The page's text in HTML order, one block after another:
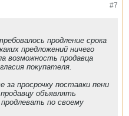
#7
продление срока
предложений ничего
возможность продавца
покупателя.
за просрочку поставки пени
объявлять
по своему